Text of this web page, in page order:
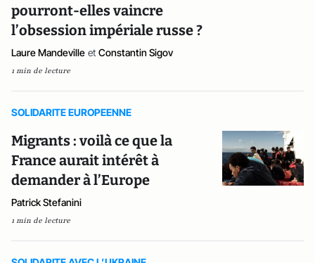
pourront-elles vaincre
l’obsession impériale russe ?
Laure Mandeville et Constantin Sigov
1 min de lecture
SOLIDARITE EUROPEENNE
Migrants : voilà ce que la
France aurait intérêt à
demander à l’Europe
Patrick Stefanini
1 min de lecture